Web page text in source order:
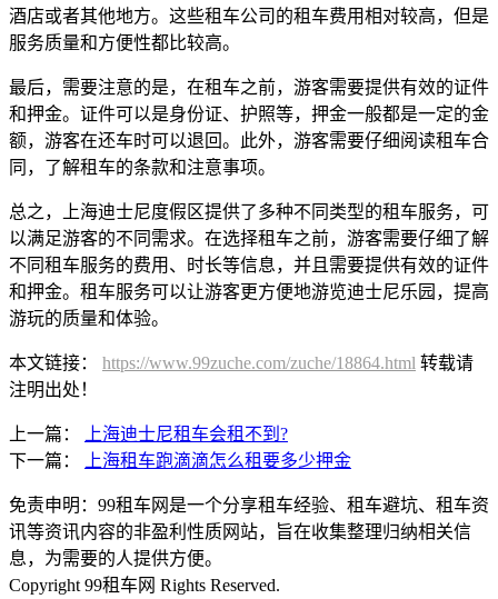
酒店或者其他地方。这些租车公司的租车费用相对较高，但是
服务质量和方便性都比较高。
最后，需要注意的是，在租车之前，游客需要提供有效的证件
和押金。证件可以是身份证、护照等，押金一般都是一定的金
额，游客在还车时可以退回。此外，游客需要仔细阅读租车合
同，了解租车的条款和注意事项。
总之，上海迪士尼度假区提供了多种不同类型的租车服务，可
以满足游客的不同需求。在选择租车之前，游客需要仔细了解
不同租车服务的费用、时长等信息，并且需要提供有效的证件
和押金。租车服务可以让游客更方便地游览迪士尼乐园，提高
游玩的质量和体验。
本文链接： https://www.99zuche.com/zuche/18864.html 转载请
注明出处！
上一篇：
上海迪士尼租车会租不到?
下一篇：
上海租车跑滴滴怎么租要多少押金
免责申明：99租车网是一个分享租车经验、租车避坑、租车资
讯等资讯内容的非盈利性质网站，旨在收集整理归纳相关信
息，为需要的人提供方便。
Copyright 99租车网 Rights Reserved.